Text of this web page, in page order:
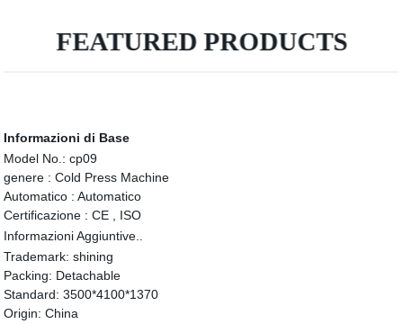
FEATURED PRODUCTS
Informazioni di Base
Model No.: cp09
genere : Cold Press Machine
Automatico : Automatico
Certificazione : CE , ISO
Informazioni Aggiuntive..
Trademark: shining
Packing: Detachable
Standard: 3500*4100*1370
Origin: China